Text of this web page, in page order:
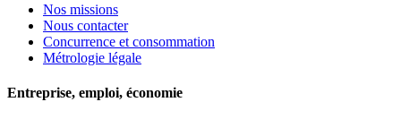
Nos missions
Nous contacter
Concurrence et consommation
Métrologie légale
Entreprise, emploi, économie